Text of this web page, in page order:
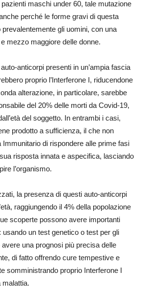
maschi under 60, tale mutazione
perché le forme gravi di questa
gli uomini, con una
mezzo maggiore delle donne.
anticorpi presenti in un’ampia fascia
proprio l’Interferone I, riducendone
alterazione, in particolare, sarebbe
del 20% delle morti da Covid-19,
del soggetto. In entrambi i casi,
prodotto a sufficienza, il che non
di rispondere alle prime fasi
risposta innata e aspecifica, lasciando
l’organismo.
la presenza di questi auto-anticorpi
raggiungendo il 4% della popolazione
scoperte possono avere importanti
usando un test genetico o test per gli
una prognosi più precisa delle
di fatto offrendo cure tempestive e
somministrando proprio Interferone I
malattia.